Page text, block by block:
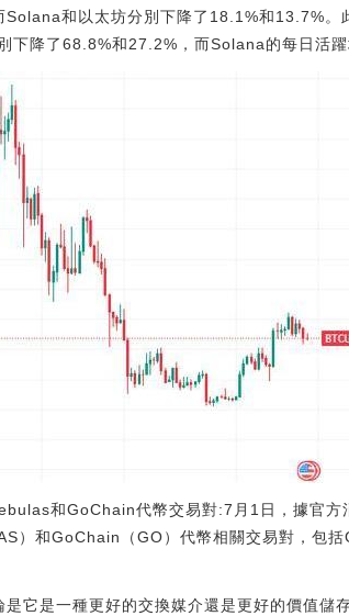
和以太坊分別下降了18.1%和13.7%。
下降了68.8%和27.2%，而Solana的每日活
和GoChain代幣交易對:7月1日，據官方
）和GoChain（GO）代幣相關交易對，包
它是一種更好的交換媒介還是更好的價值儲